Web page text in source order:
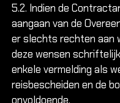
5.2. Indien de
aangaan van de
er slechts rechten aan
deze wensen
enkele vermelding als
reisbescheiden en de
onvoldoende.